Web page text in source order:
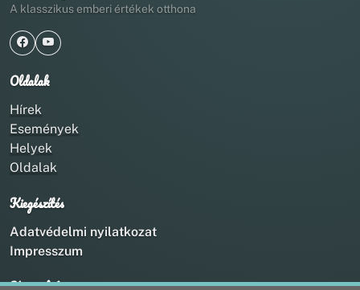
A klasszikus emberi értékek otthona
Oldalak
Hírek
Események
Helyek
Oldalak
Kiegészítés
Adatvédelmi nyilatkozat
Impresszum